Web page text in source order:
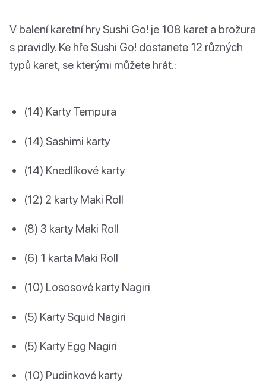
V balení karetní hry Sushi Go! je 108 karet a brožura
s pravidly. Ke hře Sushi Go! dostanete 12 různých
typů karet, se kterými můžete hrát.:
(14) Karty Tempura
(14) Sashimi karty
(14) Knedlíkové karty
(12) 2 karty Maki Roll
(8) 3 karty Maki Roll
(6) 1 karta Maki Roll
(10) Lososové karty Nagiri
(5) Karty Squid Nagiri
(5) Karty Egg Nagiri
(10) Pudinkové karty